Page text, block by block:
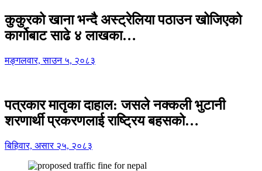
कुकुरको खाना भन्दै अस्ट्रेलिया पठाउन खोजिएको
कार्गोबाट साढे ४ लाखका…
मङ्गलवार, साउन ५, २०८३
पत्रकार मातृका दाहाल: जसले नक्कली भुटानी
शरणार्थी प्रकरणलाई राष्ट्रिय बहसको…
बिहिवार, असार २५, २०८३